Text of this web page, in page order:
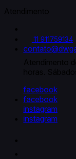
11 911759134
facebook
facebook
instagram
instagram